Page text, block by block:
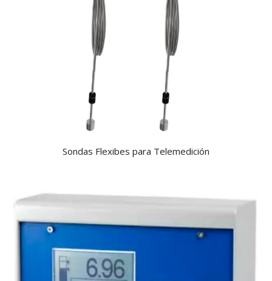
Sondas Flexibes para Telemedición